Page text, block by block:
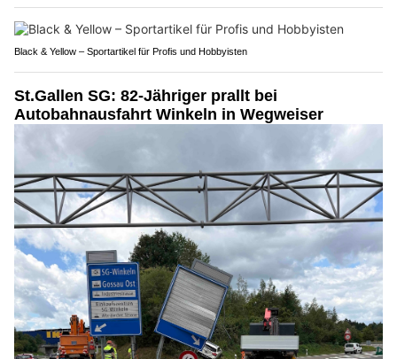
Black & Yellow – Sportartikel für Profis und Hobbyisten
St.Gallen SG: 82-Jähriger prallt bei
Autobahnausfahrt Winkeln in Wegweiser